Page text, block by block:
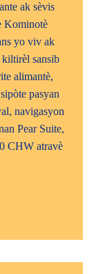
ak sèvis
Kominotè
yo viv ak
sansib
alimantè,
pasyan
navigasyon
Pear Suite,
CHW atravè